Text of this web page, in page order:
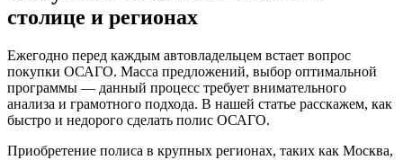
столице и регионах
Ежегодно перед каждым автовладельцем встает вопрос
покупки ОСАГО. Масса предложений, выбор оптимальной
программы — данный процесс требует внимательного
анализа и грамотного подхода. В нашей статье расскажем, как
быстро и недорого сделать полис ОСАГО.
Приобретение полиса в крупных регионах, таких как Москва,